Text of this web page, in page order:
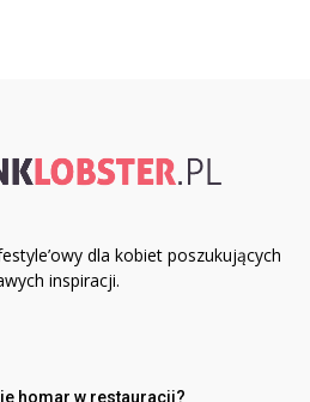
dla kobiet poszukujących
inspiracji.
homar w restauracji?